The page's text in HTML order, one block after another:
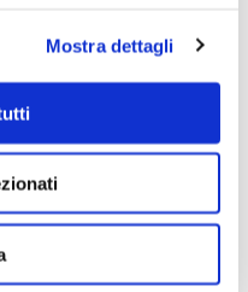
Mostra dettagli